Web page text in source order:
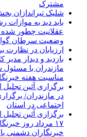
مشترک
شلیک تیراندازان
باید دید به موازات
عقلانیت چطور
وضعیت سرطان
ارزیابان در نظارت
بازدید و دیدار
مازندران با مسئول
مناسبت هفته
برگزاری آئین
در مازندران/
اجتماعی در استان
برگزاری آئین
۱۷ مرداد روز
خبرنگاران دشمنی